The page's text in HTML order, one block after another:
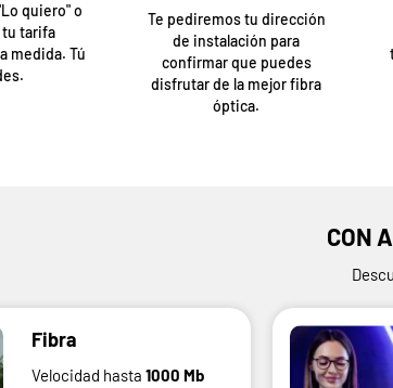
quiero" o
tarifa
medida. Tú
Te pediremos tu dirección
de instalación para
confirmar que puedes
disfrutar de la mejor fibra
óptica.
CON
Fibra
Velocidad hasta 1000 Mb